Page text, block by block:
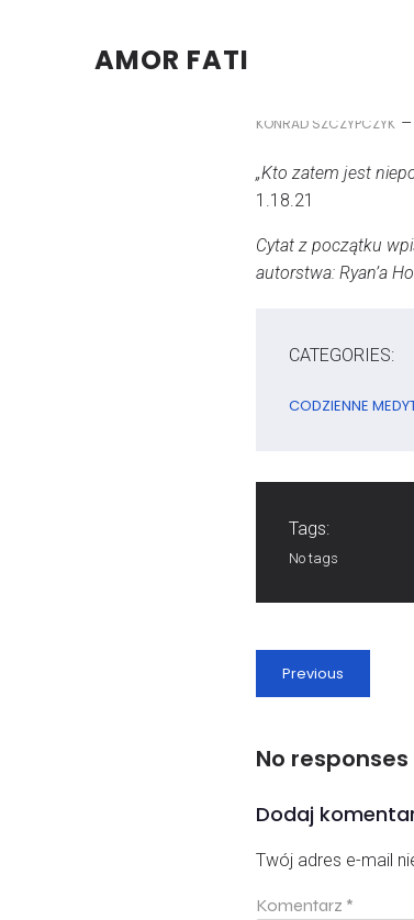
AMOR FATI
KONRAD SZCZYPCZYK –
„Kto zatem jest
1.18.21
Cytat z początku
autorstwa: Ryan’a
CATEGORIES:
CODZIENNE
Tags:
No tags
Previous
No
Dodaj
Twój adres e-mail
Komentarz *